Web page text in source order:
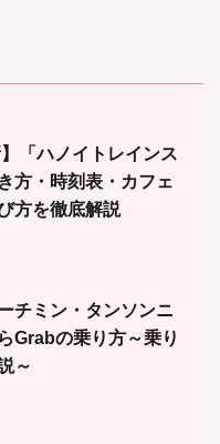
】「ハノイトレインス
方・時刻表・カフェ
方を徹底解説
チミン・タンソンニ
Grabの乗り方～乗り
～